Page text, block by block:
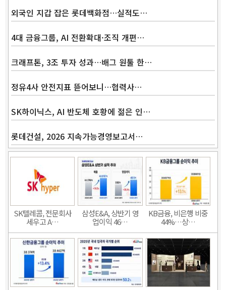
외국인 지갑 잡은 롯데백화점…실적도…
4대 금융그룹, AI 전환확대·조직 개편…
크래프톤, 3조 투자 성과…배그 원툴 한…
정유4사 안전지표 뜯어보니…협력사…
SK하이닉스, AI 반도체 호황에 젊은 인…
롯데건설, 2026 지속가능경영보고서…
SK텔레콤, 전문회사
세우고 A…
삼성E&A, 상반기 영
업이익 46…
KB금융, 비은행 비중
44%…상…